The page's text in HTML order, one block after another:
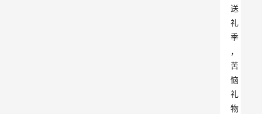
送
礼
季
，
苦
恼
礼
物